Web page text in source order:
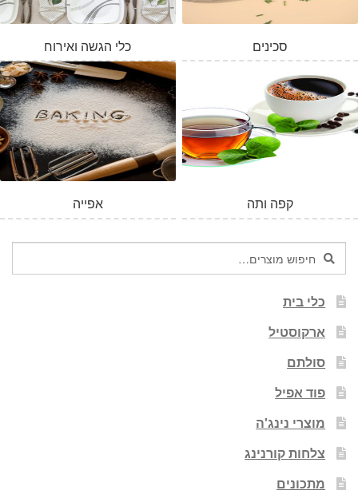
המלאי אזל
כלי הגשה ואירוח סכינים
אפייה קפה ותה
חיפוש
עבור:
חיפוש
כלי בית
ארקוסטיל
סולתם
פוד אפיל
מוצרי נינג'ה
צלחות קורנינג
מתכונים